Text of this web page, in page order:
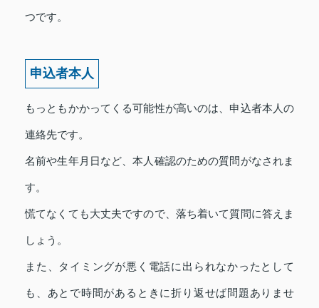
つです。
申込者本人
もっともかかってくる可能性が高いのは、申込者本人の
連絡先です。
名前や生年月日など、本人確認のための質問がなされま
す。
慌てなくても大丈夫ですので、落ち着いて質問に答えま
しょう。
また、タイミングが悪く電話に出られなかったとして
も、あとで時間があるときに折り返せば問題ありませ